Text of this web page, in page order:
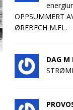
OPPSUMMERT
ØREBECH M.FL.
DAG M